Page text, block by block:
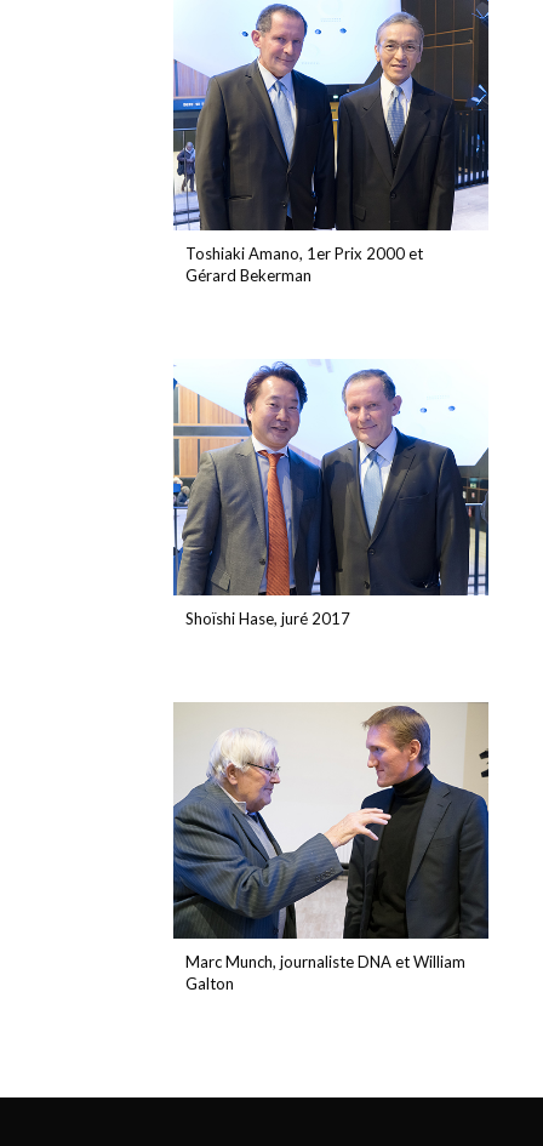
Toshiaki Amano, 1er Prix 2000 et
Gérard Bekerman
Shoïshi Hase, juré 2017
Marc Munch, journaliste DNA et William
Galton